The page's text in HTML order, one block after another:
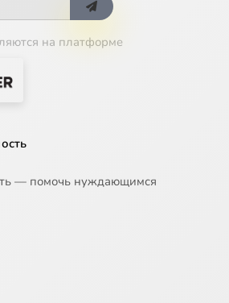
на платформе
— помочь нуждающимся